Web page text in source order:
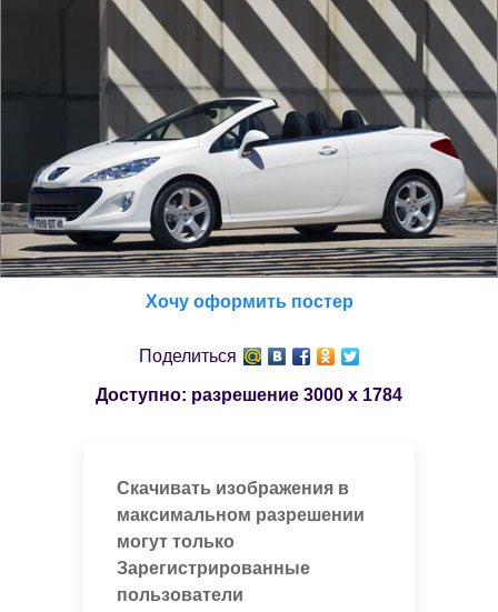
Хочу оформить постер
Поделиться
Доступно: разрешение 3000 x 1784
Скачивать изображения в
максимальном разрешении
могут только
Зарегистрированные
пользователи